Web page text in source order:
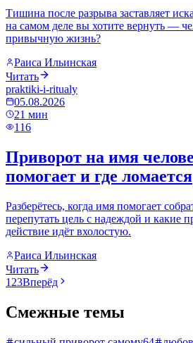
Тишина после разрыва заставляет
на самом деле вы хотите вернуть —
привычную жизнь?
Раиса Ильинская
Читать
praktiki-i-ritualy
05.08.2026
21 мин
116
Приворот на имя
помогает и где ломается
Разберётесь, когда имя помогает
перепутать цель с надеждой и какие
действие идёт вхолостую.
Раиса Ильинская
Читать
1 23Вперёд
Смежные темы